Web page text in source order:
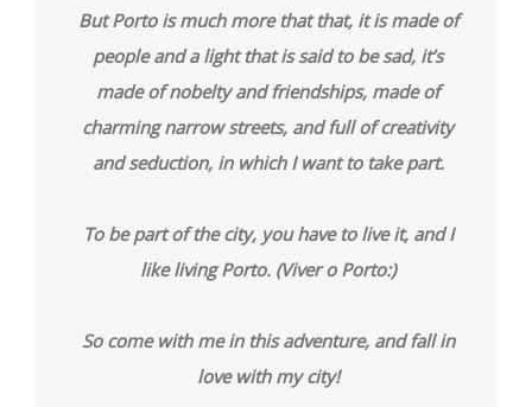
But Porto is much more that that, it is made of
people and a light that is said to be sad, it’s
made of nobelty and friendships, made of
charming narrow streets, and full of creativity
and seduction, in which I want to take part.
To be part of the city, you have to live it, and I
like living Porto. (Viver o Porto:)
So come with me in this adventure, and fall in
love with my city!